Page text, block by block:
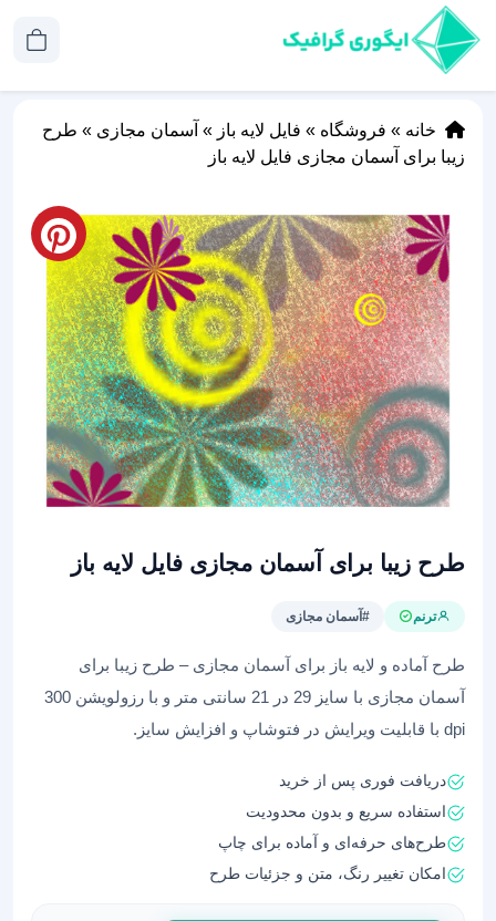
خانه » فروشگاه » فایل لایه باز » آسمان مجازی » طرح
زیبا برای آسمان مجازی فایل لایه باز
طرح زیبا برای آسمان مجازی فایل لایه باز
ترنم #آسمان مجازی
طرح آماده و لایه باز برای آسمان مجازی – طرح زیبا برای
آسمان مجازی با سایز 29 در 21 سانتی متر و با رزولویشن 300
dpi با قابلیت ویرایش در فتوشاپ و افزایش سایز.
دریافت فوری پس از خرید
استفاده سریع و بدون محدودیت
طرح‌های حرفه‌ای و آماده برای چاپ
امکان تغییر رنگ، متن و جزئیات طرح